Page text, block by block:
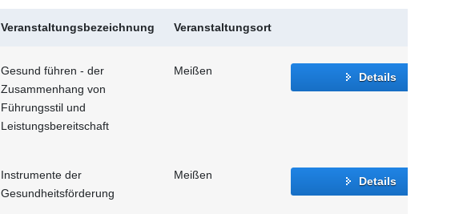
Veranstaltungsbezeichnung Veranstaltungsort
Gesund führen - der
Zusammenhang von
Führungsstil und
Leistungsbereitschaft
Meißen Details
Instrumente der
Gesundheitsförderung
Meißen Details